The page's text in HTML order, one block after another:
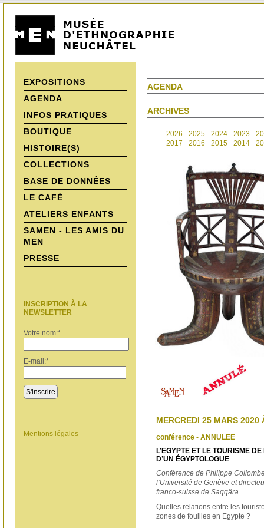
EXPOSITIONS
AGENDA
INFOS PRATIQUES
BOUTIQUE
HISTOIRE(S)
COLLECTIONS
BASE DE DONNÉES
LE CAFÉ
ATELIERS ENFANTS
SAMEN - LES AMIS DU
MEN
PRESSE
INSCRIPTION À LA
NEWSLETTER
Votre nom:*
E-mail:*
S'inscrire
Mentions légales
AGENDA
ARCHIVES
2026 2025 2024 2023
2017
2016 2015 2014
MERCREDI 25 MARS 2020
conférence - ANNULEE
L’EGYPTE ET LE TOURISME
D’UN ÉGYPTOLOGUE
Conférence de Philippe
l’Université de Genève et
franco-suisse de Saqqâra.
Quelles relations entre les
zones de fouilles en Egypte ?